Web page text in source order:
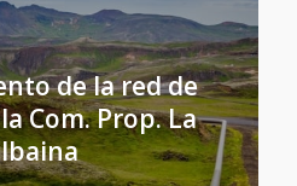
de la red de
Com. Prop. La